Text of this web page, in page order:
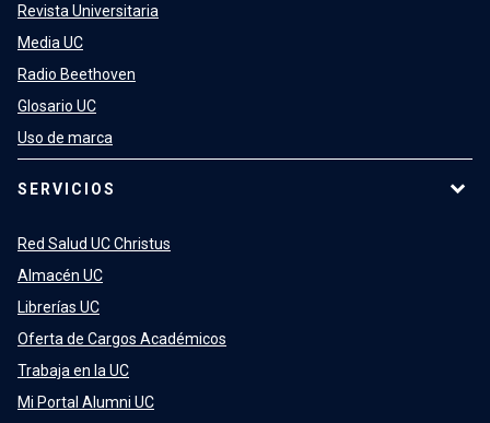
Revista Universitaria
Media UC
Radio Beethoven
Glosario UC
Uso de marca
SERVICIOS
Red Salud UC Christus
Almacén UC
Librerías UC
Oferta de Cargos Académicos
Trabaja en la UC
Mi Portal Alumni UC